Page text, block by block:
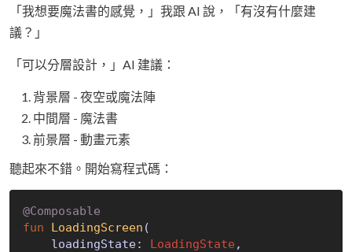
「我想要魔法書的感覺，」我跟 AI 說，「有沒有什麼建
議？」
「可以分層設計，」AI 建議：
背景層 - 夜空或魔法陣
中間層 - 魔法書
前景層 - 動畫元素
聽起來不錯。開始寫程式碼：
@Composable
fun
LoadingScreen (
    loadingState:
LoadingState ,